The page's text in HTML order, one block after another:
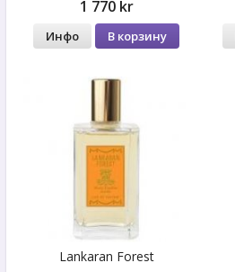
1 770 kr
Инфо В корзину
Lankaran Forest